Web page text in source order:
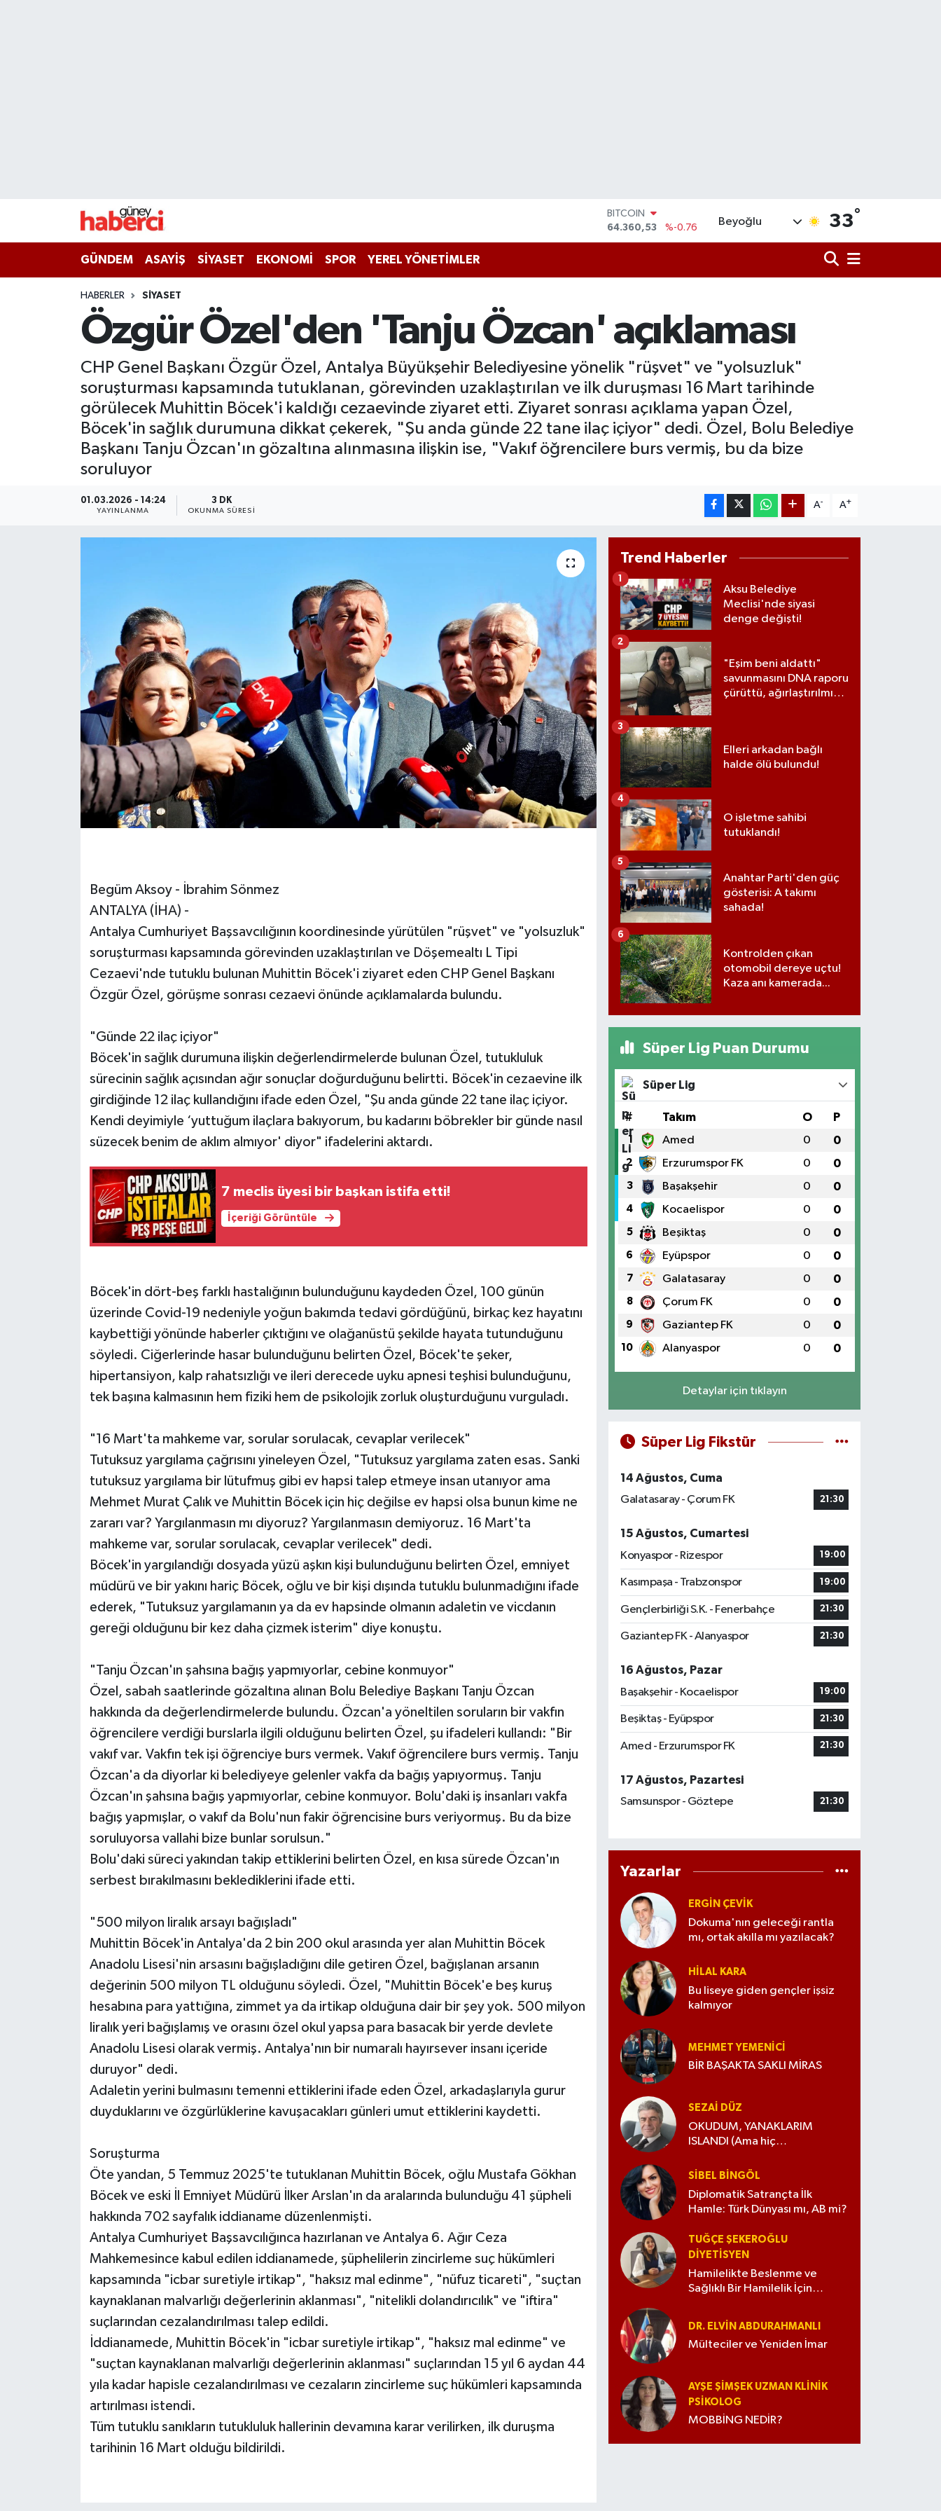
DOLAR
47,7143
%0.16
EURO
BİST100
13.887
%64
64.360,53
%-0.76
Beyoğlu 33°
GÜNDEM ASAYİŞ SİYASET EKONOMİ SPOR YEREL YÖNETİMLER
HABERLER SİYASET
Özgür Özel'den 'Tanju Özcan' açıklaması
CHP Genel Başkanı Özgür Özel, Antalya Büyükşehir Belediyesine yönelik "rüşvet" ve "yolsuzluk"
soruşturması kapsamında tutuklanan, görevinden uzaklaştırılan ve ilk duruşması 16 Mart tarihinde
görülecek Muhittin Böcek'i kaldığı cezaevinde ziyaret etti. Ziyaret sonrası açıklama yapan Özel,
Böcek'in sağlık durumuna dikkat çekerek, "Şu anda günde 22 tane ilaç içiyor" dedi. Özel, Bolu Belediye
Başkanı Tanju Özcan'ın gözaltına alınmasına ilişkin ise, "Vakıf öğrencilere burs vermiş, bu da bize
soruluyor
01.03.2026 - 14:24
YAYINLANMA
3 DK
OKUNMA SÜRESI
A- A+
Begüm Aksoy - İbrahim Sönmez
ANTALYA (İHA) -
Antalya Cumhuriyet Başsavcılığının koordinesinde yürütülen "rüşvet" ve "yolsuzluk"
soruşturması kapsamında görevinden uzaklaştırılan ve Döşemealtı L Tipi
Cezaevi'nde tutuklu bulunan Muhittin Böcek'i ziyaret eden CHP Genel Başkanı
Özgür Özel, görüşme sonrası cezaevi önünde açıklamalarda bulundu.
"Günde 22 ilaç içiyor"
Böcek'in sağlık durumuna ilişkin değerlendirmelerde bulunan Özel, tutukluluk
sürecinin sağlık açısından ağır sonuçlar doğurduğunu belirtti. Böcek'in cezaevine ilk
girdiğinde 12 ilaç kullandığını ifade eden Özel, "Şu anda günde 22 tane ilaç içiyor.
Kendi deyimiyle ‘yuttuğum ilaçlara bakıyorum, bu kadarını böbrekler bir günde nasıl
süzecek benim de aklım almıyor' diyor" ifadelerini aktardı.
7 meclis üyesi bir başkan istifa etti!
İçeriği Görüntüle
Böcek'in dört-beş farklı hastalığının bulunduğunu kaydeden Özel, 100 günün
üzerinde Covid-19 nedeniyle yoğun bakımda tedavi gördüğünü, birkaç kez hayatını
kaybettiği yönünde haberler çıktığını ve olağanüstü şekilde hayata tutunduğunu
söyledi. Ciğerlerinde hasar bulunduğunu belirten Özel, Böcek'te şeker,
hipertansiyon, kalp rahatsızlığı ve ileri derecede uyku apnesi teşhisi bulunduğunu,
tek başına kalmasının hem fiziki hem de psikolojik zorluk oluşturduğunu vurguladı.
"16 Mart'ta mahkeme var, sorular sorulacak, cevaplar verilecek"
Tutuksuz yargılama çağrısını yineleyen Özel, "Tutuksuz yargılama zaten esas. Sanki
tutuksuz yargılama bir lütufmuş gibi ev hapsi talep etmeye insan utanıyor ama
Mehmet Murat Çalık ve Muhittin Böcek için hiç değilse ev hapsi olsa bunun kime ne
zararı var? Yargılanmasın mı diyoruz? Yargılanmasın demiyoruz. 16 Mart'ta
mahkeme var, sorular sorulacak, cevaplar verilecek" dedi.
Böcek'in yargılandığı dosyada yüzü aşkın kişi bulunduğunu belirten Özel, emniyet
müdürü ve bir yakını hariç Böcek, oğlu ve bir kişi dışında tutuklu bulunmadığını ifade
ederek, "Tutuksuz yargılamanın ya da ev hapsinde olmanın adaletin ve vicdanın
gereği olduğunu bir kez daha çizmek isterim" diye konuştu.
"Tanju Özcan'ın şahsına bağış yapmıyorlar, cebine konmuyor"
Özel, sabah saatlerinde gözaltına alınan Bolu Belediye Başkanı Tanju Özcan
hakkında da değerlendirmelerde bulundu. Özcan'a yöneltilen soruların bir vakfın
öğrencilere verdiği burslarla ilgili olduğunu belirten Özel, şu ifadeleri kullandı: "Bir
vakıf var. Vakfın tek işi öğrenciye burs vermek. Vakıf öğrencilere burs vermiş. Tanju
Özcan'a da diyorlar ki belediyeye gelenler vakfa da bağış yapıyormuş. Tanju
Özcan'ın şahsına bağış yapmıyorlar, cebine konmuyor. Bolu'daki iş insanları vakfa
bağış yapmışlar, o vakıf da Bolu'nun fakir öğrencisine burs veriyormuş. Bu da bize
soruluyorsa vallahi bize bunlar sorulsun."
Bolu'daki süreci yakından takip ettiklerini belirten Özel, en kısa sürede Özcan'ın
serbest bırakılmasını beklediklerini ifade etti.
"500 milyon liralık arsayı bağışladı"
Muhittin Böcek'in Antalya'da 2 bin 200 okul arasında yer alan Muhittin Böcek
Anadolu Lisesi'nin arsasını bağışladığını dile getiren Özel, bağışlanan arsanın
değerinin 500 milyon TL olduğunu söyledi. Özel, "Muhittin Böcek'e beş kuruş
hesabına para yattığına, zimmet ya da irtikap olduğuna dair bir şey yok. 500 milyon
liralık yeri bağışlamış ve orasını özel okul yapsa para basacak bir yerde devlete
Anadolu Lisesi olarak vermiş. Antalya'nın bir numaralı hayırsever insanı içeride
duruyor" dedi.
Adaletin yerini bulmasını temenni ettiklerini ifade eden Özel, arkadaşlarıyla gurur
duyduklarını ve özgürlüklerine kavuşacakları günleri umut ettiklerini kaydetti.
Soruşturma
Öte yandan, 5 Temmuz 2025'te tutuklanan Muhittin Böcek, oğlu Mustafa Gökhan
Böcek ve eski İl Emniyet Müdürü İlker Arslan'ın da aralarında bulunduğu 41 şüpheli
hakkında 702 sayfalık iddianame düzenlenmişti.
Antalya Cumhuriyet Başsavcılığınca hazırlanan ve Antalya 6. Ağır Ceza
Mahkemesince kabul edilen iddianamede, şüphelilerin zincirleme suç hükümleri
kapsamında "icbar suretiyle irtikap", "haksız mal edinme", "nüfuz ticareti", "suçtan
kaynaklanan malvarlığı değerlerinin aklanması", "nitelikli dolandırıcılık" ve "iftira"
suçlarından cezalandırılması talep edildi.
İddianamede, Muhittin Böcek'in "icbar suretiyle irtikap", "haksız mal edinme" ve
"suçtan kaynaklanan malvarlığı değerlerinin aklanması" suçlarından 15 yıl 6 aydan 44
yıla kadar hapisle cezalandırılması ve cezaların zincirleme suç hükümleri kapsamında
artırılması istendi.
Tüm tutuklu sanıkların tutukluluk hallerinin devamına karar verilirken, ilk duruşma
tarihinin 16 Mart olduğu bildirildi.
Trend Haberler
Aksu Belediye
Meclisi'nde siyasi
denge değişti!
1
"Eşim beni aldattı"
savunmasını DNA raporu
çürüttü, ağırlaştırılmış
2
Elleri arkadan bağlı
halde ölü bulundu!
3
O işletme sahibi
tutuklandı!
4
Anahtar Parti'den güç
gösterisi: A takımı
sahada!
5
Kontrolden çıkan
otomobil dereye uçtu!
Kaza anı kamerada...
6
Süper Lig Puan Durumu
Süper Lig
# Takım O P
1 Amed 0 0
2 Erzurumspor FK 0 0
3 Başakşehir 0 0
4 Kocaelispor 0 0
5 Beşiktaş 0 0
6 Eyüpspor 0 0
7 Galatasaray 0 0
8 Çorum FK 0 0
9 Gaziantep FK 0 0
10 Alanyaspor 0 0
Detaylar için tıklayın
Süper Lig Fikstür
14 Ağustos, Cuma
Galatasaray - Çorum FK
21:30
15 Ağustos, Cumartesi
Konyaspor - Rizespor
19:00
Kasımpaşa - Trabzonspor 19:00
Gençlerbirliği S.K. - Fenerbahçe 21:30
Gaziantep FK - Alanyaspor 21:30
16 Ağustos, Pazar
Başakşehir - Kocaelispor
19:00
Beşiktaş - Eyüpspor 21:30
Amed - Erzurumspor FK 21:30
17 Ağustos, Pazartesi
Samsunspor - Göztepe
21:30
Yazarlar
ERGIN ÇEVİK
Dokuma'nın geleceği rantla
mı, ortak akılla mı yazılacak?
HILAL KARA
Bu liseye giden gençler işsiz
kalmıyor
MEHMET YEMENICI
BİR BAŞAKTA SAKLI MİRAS
SEZAI DÜZ
OKUDUM, YANAKLARIM
ISLANDI (Ama hiç
SIBEL BINGÖL
Diplomatik Satrançta İlk
Hamle: Türk Dünyası mı, AB mi?
TUĞÇE ŞEKEROĞLU
DIYETISYEN
Hamilelikte Beslenme ve
Sağlıklı Bir Hamilelik İçin
DR. ELVIN ABDURAHMANLI
Mülteciler ve Yeniden İmar
AYŞE ŞIMŞEK UZMAN KLINIK
PSIKOLOG
MOBBİNG NEDİR?
Haber Arşivi